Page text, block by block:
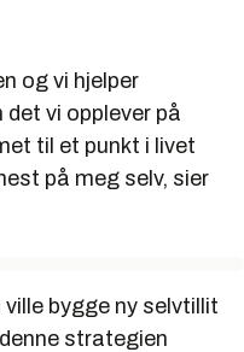
og vi hjelper
det vi opplever på
til et punkt i livet
på meg selv, sier
bygge ny selvtillit
strategien